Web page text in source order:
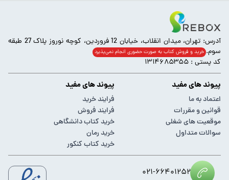
آدرس: تهران، میدان انقلاب، خیابان 12 فروردین، کوچه نوروز پلاک 27 طبقه
سوم. خرید و فروش کتاب به صورت حضوری انجام‌ نمی‌پذیرد
کد پستی : ۱۳۱۴۶۸۵۳۵۵
پیوند های مفید
اعتماد به ما
قوانین و مقررات
موقعیت های شغلی
سوالات متداول
پیوند های مفید
فرایند خرید
فرایند فروش
خرید کتاب دانشگاهی
خرید رمان
خرید کتاب کنکور
۰۲۱-۶۶۴۰۱۲۵۲